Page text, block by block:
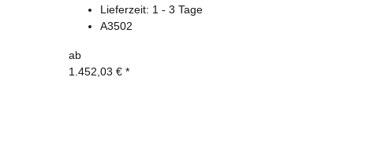
Lieferzeit: 1 - 3 Tage
A3502
ab
1.452,03 € *